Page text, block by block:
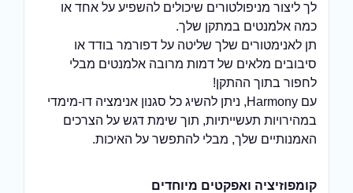
לך ליצור מניפולטורים שיכולים להשפיע על אחד או
כמה אלמנטים במתקן שלך.
תן לאנימטורים שלך שליטה על דפורמר בודד או
סיבובים מלאים של דמות מרובה אלמנטים מבלי
לחפור בתוך ההתקן!
עם Harmony, ניתן להשיג כל סגנון אנימציה דו-מימדי
במהירויות תעשייתיות, תוך שימת דגש על הצרכים
האמנותיים שלך, מבלי להתפשר על האיכות.
קומפוזיציה ואפקטים מיוחדים